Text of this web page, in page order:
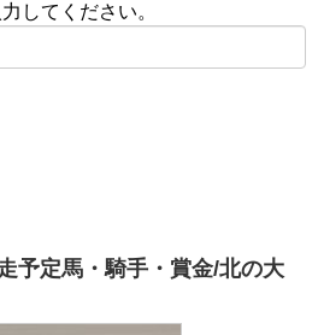
してください。
予定馬・騎手・賞金/北の大